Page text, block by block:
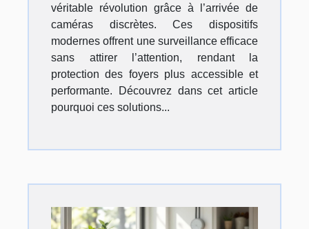
véritable révolution grâce à l’arrivée de
caméras discrètes. Ces dispositifs
modernes offrent une surveillance efficace
sans attirer l’attention, rendant la
protection des foyers plus accessible et
performante. Découvrez dans cet article
pourquoi ces solutions...